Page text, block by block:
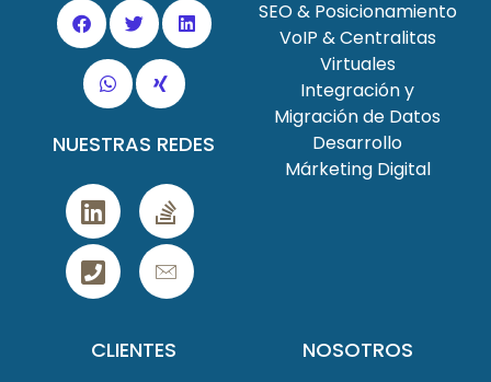
NUESTRAS REDES
SEO & Posicionamiento
VoIP & Centralitas
Virtuales
Integración y
Migración de Datos
Desarrollo
Márketing Digital
CLIENTES NOSOTROS